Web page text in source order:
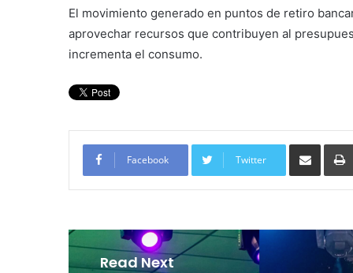
El movimiento generado en puntos de retiro
aprovechar recursos que contribuyen al
incrementa el consumo.
Facebook Twitter
Compartir por
Read Next